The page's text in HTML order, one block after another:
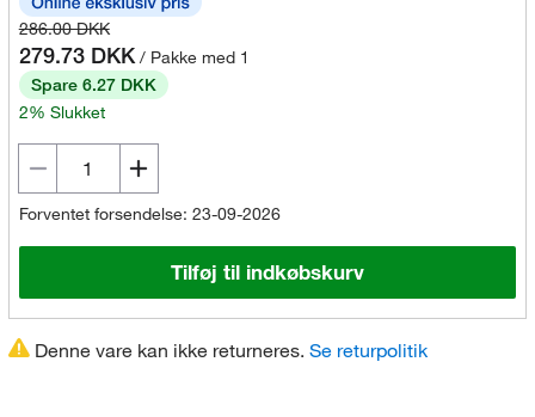
286.00 DKK
279.73 DKK / Pakke med 1
Spare 6.27 DKK
2% Slukket
Forventet forsendelse: 23-09-2026
Tilføj til indkøbskurv
Denne vare kan ikke returneres. Se returpolitik